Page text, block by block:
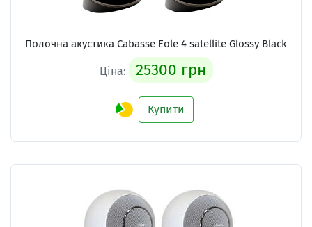
Полочна акустика Cabasse Eole 4 satellite Glossy Black
Ціна: 25300 грн
Купити